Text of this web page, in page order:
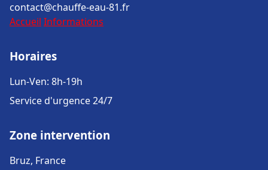
contact@chauffe-eau-81.fr
Accueil Informations
Horaires
Lun-Ven: 8h-19h
Service d'urgence 24/7
Zone intervention
Bruz, France